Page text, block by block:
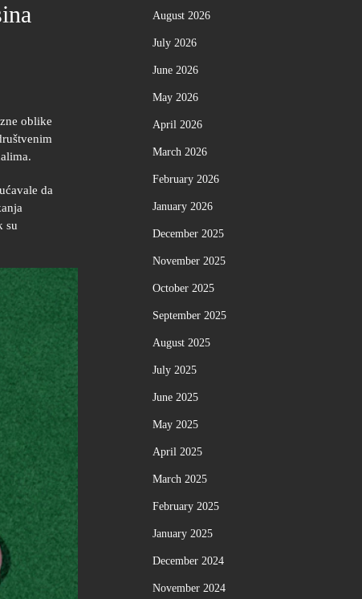
oblike
da
su
August 2026
July 2026
June 2026
May 2026
April 2026
March 2026
February 2026
January 2026
December 2025
November 2025
October 2025
September 2025
August 2025
July 2025
June 2025
May 2025
April 2025
March 2025
February 2025
January 2025
December 2024
November 2024